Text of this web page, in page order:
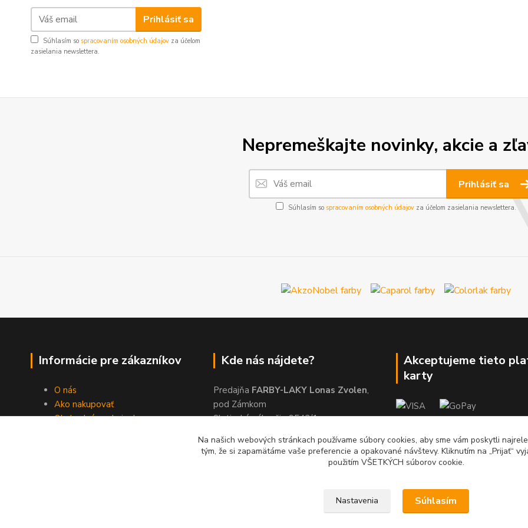
Prihlásiť sa
Súhlasím so spracovaním osobných údajov za účelom
zasielania newslettera.
Nepremeškajte novinky, akcie a
Prihlásiť sa
Súhlasím so spracovaním osobných údajov za účelom zasielania newslettera.
Informácie pre zákazníkov
O nás
Ako nakupovať
Obchodné podmienky
Kde nás nájdete?
Predajňa FARBY-LAKY Lonas Zvolen,
pod Zámkom
Slatinské nábrežie 9542/1
Akceptujeme tieto
karty
Na našich webových stránkach používame súbory cookies, aby sme vám poskytli
tým, že si zapamätáme vaše preferencie a opakované návštevy. Kliknutím na „Prijať“
použitím VŠETKÝCH súborov cookie.
Nastavenia Súhlasím